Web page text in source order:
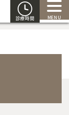
診療時間 MENU